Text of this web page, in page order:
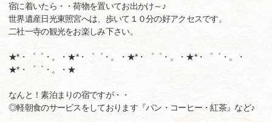
宿に着いたら・・荷物を置いてお出かけ～♪
世界遺産日光東照宮へは、歩いて１０分の好アクセスです。
二社一寺の観光をお楽しみ下さい。
★*・゜゜・。・★*・゜゜・。・★*・゜゜・。・★*・゜゜・。・
★*・゜゜・。・★
なんと！素泊まりの宿ですが・・
◎軽朝食のサービスをしております『パン・コーヒー・紅茶』など♪